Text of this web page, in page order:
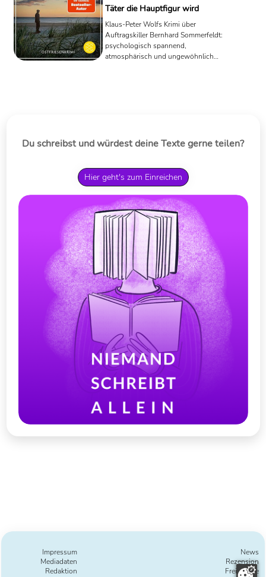
Täter die Hauptfigur wird
Klaus-Peter Wolfs Krimi über
Auftragskiller Bernhard Sommerfeldt:
psychologisch spannend,
atmosphärisch und ungewöhnlich
Du schreibst und würdest deine Texte gerne teilen?
Hier geht's zum Einreichen
Impressum
Mediadaten
Redaktion
News
Rezension
Freie Texte